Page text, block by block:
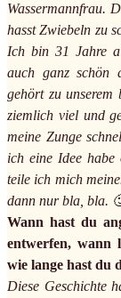
Wassermannfrau.
hasst Zwiebeln zu
Ich bin 31 Jahre
auch ganz schön
gehört zu unserem
ziemlich viel und
meine Zunge
ich eine Idee
teile ich mich
dann nur bla, bla.
Wann hast du
entwerfen, wann
wie lange hast du
Diese Geschichte